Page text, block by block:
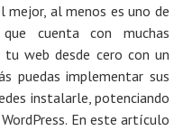
mejor, al menos es uno de
cuenta con muchas
tu web desde cero con un
puedas implementar sus
instalarle, potenciando
En este artículo